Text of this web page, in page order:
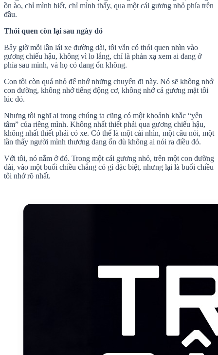
ồn ào, chỉ mình biết, chỉ mình thấy, qua một cái gương nhỏ phía trên
đầu.
Thói quen còn lại sau ngày đó
Bây giờ mỗi lần lái xe đường dài, tôi vẫn có thói quen nhìn vào
gương chiếu hậu, không vì lo lắng, chỉ là phản xạ xem ai đang ở
phía sau mình, và họ có đang ổn không.
Con tôi còn quá nhỏ để nhớ những chuyến đi này. Nó sẽ không nhớ
con đường, không nhớ tiếng động cơ, không nhớ cả gương mặt tôi
lúc đó.
Nhưng tôi nghĩ ai trong chúng ta cũng có một khoảnh khắc “yên
tâm” của riêng mình. Không nhất thiết phải qua gương chiếu hậu,
không nhất thiết phải có xe. Có thể là một cái nhìn, một câu nói, một
lần thấy người mình thương đang ổn dù không ai nói ra điều đó.
Với tôi, nó nằm ở đó. Trong một cái gương nhỏ, trên một con đường
dài, vào một buổi chiều chẳng có gì đặc biệt, nhưng lại là buổi chiều
tôi nhớ rõ nhất.